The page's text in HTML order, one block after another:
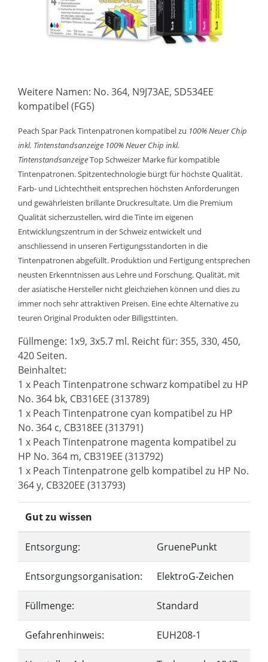
Weitere Namen: No. 364, N9J73AE, SD534EE
kompatibel (FG5)
Peach Spar Pack Tintenpatronen kompatibel zu 100% Neuer Chip
inkl. Tintenstandsanzeige 100% Neuer Chip inkl.
TintenstandsanzeigeTop Schweizer Marke für kompatible
Tintenpatronen. Spitzentechnologie bürgt für höchste Qualität.
Farb- und Lichtechtheit entsprechen höchsten Anforderungen
und gewährleisten brillante Druckresultate. Um die Premium
Qualität sicherzustellen, wird die Tinte im eigenen
Entwicklungszentrum in der Schweiz entwickelt und
anschliessend in unseren Fertigungsstandorten in die
Tintenpatronen abgefüllt. Produktion und Fertigung entsprechen
neusten Erkenntnissen aus Lehre und Forschung. Qualität, mit
der asiatische Hersteller nicht gleichziehen können und dies zu
immer noch sehr attraktiven Preisen. Eine echte Alternative zu
teuren Original Produkten oder Billigsttinten.
Füllmenge: 1x9, 3x5.7 ml. Reicht für: 355, 330, 450,
420 Seiten.
Beinhaltet:
1 x Peach Tintenpatrone schwarz kompatibel zu HP
No. 364 bk, CB316EE (313789)
1 x Peach Tintenpatrone cyan kompatibel zu HP
No. 364 c, CB318EE (313791)
1 x Peach Tintenpatrone magenta kompatibel zu
HP No. 364 m, CB319EE (313792)
1 x Peach Tintenpatrone gelb kompatibel zu HP No.
364 y, CB320EE (313793)
Gut zu wissen
Entsorgung: GruenePunkt
Entsorgungsorganisation: ElektroG-Zeichen
Füllmenge: Standard
Gefahrenhinweis: EUH208-1